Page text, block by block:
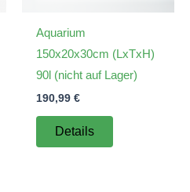
Aquarium
150x20x30cm (LxTxH)
90l (nicht auf Lager)
190,99 €
Details